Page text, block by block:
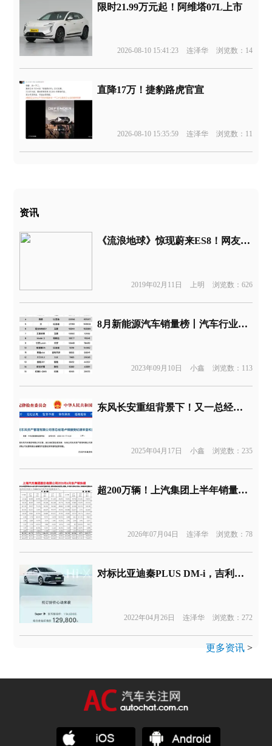
限时21.99万元起！阿维塔07L上市
2026-08-10 15:41:23 连泽华 浏览数：14
直降17万！捷豹路虎官宣
2026-08-10 15:35:59 连泽华 浏览数：11
资讯
《流浪地球》惊现蔚来ES8！网友：广告真硬……
2019年02月11日 上明 浏览数：626
8月新能源汽车销量榜丨汽车行业关注
2023年09月10日 小鑫 浏览数：113
东风长安重组背景下！又一总经理被查
2025年04月17日 小鑫 浏览数：235
超200万辆！上汽集团上半年销量出炉
2026年07月04日 连泽华 浏览数：78
对标比亚迪秦PLUS DM-i，吉利帝豪L雷神插混版正式上市
2022年04月26日 连泽华 浏览数：272
更多资讯>